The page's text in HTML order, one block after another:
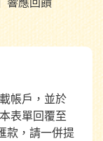
響應回饋
帳戶，並於
表單回覆至
款，請一併提